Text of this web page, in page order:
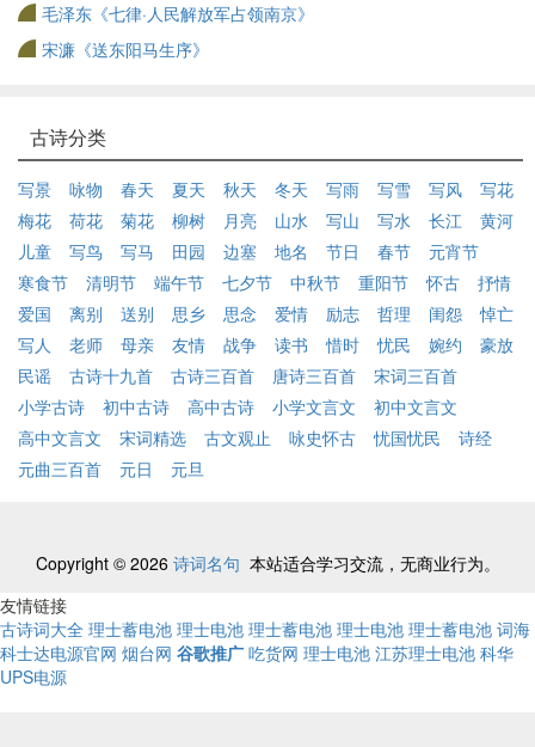
毛泽东《七律·人民解放军占领南京》
宋濂《送东阳马生序》
古诗分类
写景 咏物 春天 夏天 秋天 冬天 写雨 写雪 写风
写花
梅花
荷花 菊花 柳树 月亮 山水 写山 写水 长江
黄河
儿童
写鸟 写马 田园 边塞 地名 节日 春节
元宵节
寒食节
清明节 端午节 七夕节 中秋节 重阳节 怀古
抒情
爱国
离别 送别 思乡 思念 爱情 励志 哲理 闺怨
悼亡
写人
老师 母亲 友情 战争 读书 惜时 忧民 婉约
豪放
民谣
古诗十九首 古诗三百首 唐诗三百首
宋词三百首
小学古诗
初中古诗 高中古诗 小学文言文
初中文言文
高中文言文
宋词精选 古文观止 咏史怀古 忧国忧民
诗经
元曲三百首
元日 元旦
Copyright © 2026 诗词名句 本站适合学习交流，无商业行为。
友情链接
古诗词大全 理士蓄电池 理士电池 理士蓄电池 理士电池 理士蓄电池 词海
科士达电源官网 烟台网 谷歌推广 吃货网 理士电池 江苏理士电池 科华
UPS电源